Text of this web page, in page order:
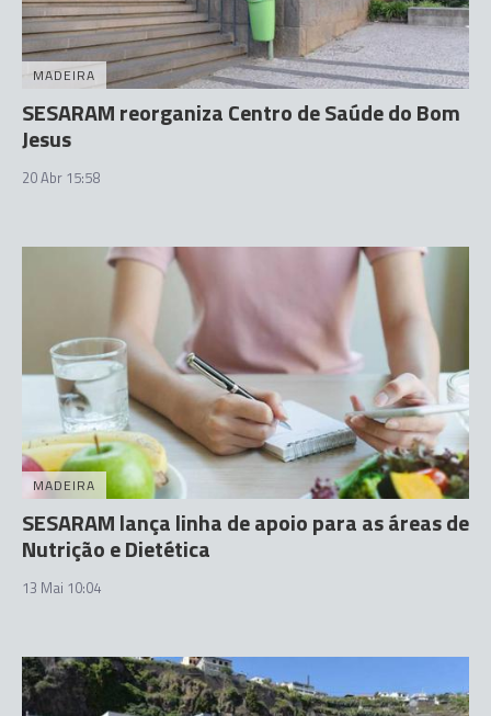
MADEIRA
SESARAM reorganiza Centro de Saúde do Bom
Jesus
20 Abr 15:58
MADEIRA
SESARAM lança linha de apoio para as áreas de
Nutrição e Dietética
13 Mai 10:04